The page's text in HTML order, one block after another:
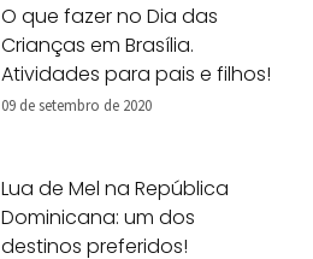
O que fazer no Dia das
Crianças em Brasília.
Atividades para pais e filhos!
09 de setembro de 2020
Lua de Mel na República
Dominicana: um dos
destinos preferidos!